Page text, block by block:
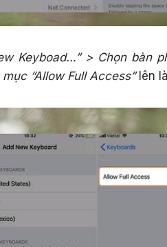
Keyboad…” > Chọn bàn
“Allow Full Access”lên